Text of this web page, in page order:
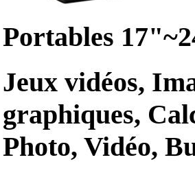
Portables
Jeux vidéos,
graphiques,
Photo, Vidéo,